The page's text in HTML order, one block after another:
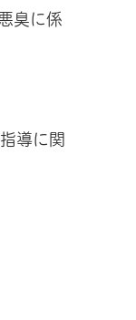
臭に係
導に関